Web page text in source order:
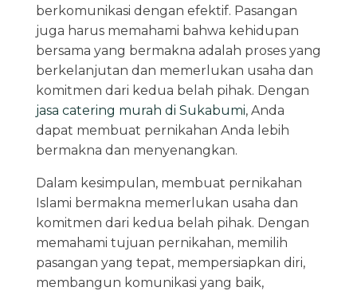
berkomunikasi dengan efektif. Pasangan
juga harus memahami bahwa kehidupan
bersama yang bermakna adalah proses yang
berkelanjutan dan memerlukan usaha dan
komitmen dari kedua belah pihak. Dengan
jasa catering murah di Sukabumi, Anda
dapat membuat pernikahan Anda lebih
bermakna dan menyenangkan.
Dalam kesimpulan, membuat pernikahan
Islami bermakna memerlukan usaha dan
komitmen dari kedua belah pihak. Dengan
memahami tujuan pernikahan, memilih
pasangan yang tepat, mempersiapkan diri,
membangun komunikasi yang baik,